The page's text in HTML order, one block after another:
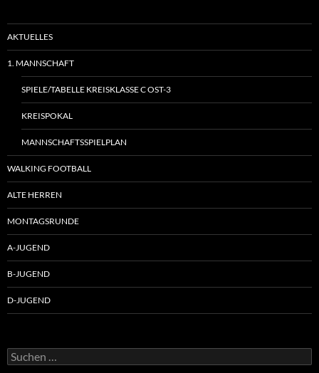
AKTUELLES
1. MANNSCHAFT
SPIELE/TABELLE KREISKLASSE C OST-3
KREISPOKAL
MANNSCHAFTSSPIELPLAN
WALKING FOOTBALL
ALTE HERREN
MONTAGSRUNDE
A-JUGEND
B-JUGEND
D-JUGEND
Suchen
nach: